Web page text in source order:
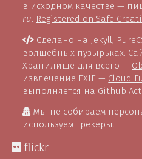
в исходном качестве —
ru. Registered on Safe
Сделано на Jekyll,
волшебных пузырьках.
Хранилище для всего —
извлечение EXIF — Cloud
выполняется на Github
Мы не собираем
используем трекеры.
flickr